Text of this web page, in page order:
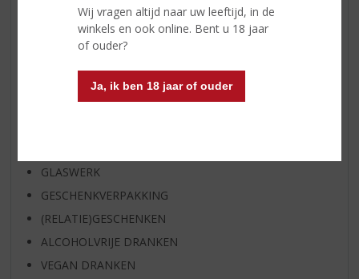
Wij vragen altijd naar uw leeftijd, in de
winkels en ook online. Bent u 18 jaar
of ouder?
Ja, ik ben 18 jaar of ouder
WHISKY
GEDISTILLEERD OVERIG
SHOTJES
GLASWERK
GESCHENKVERPAKKING
(RELATIE)GESCHENKEN
ALCOHOLVRIJE DRANKEN
VEGAN DRANKEN